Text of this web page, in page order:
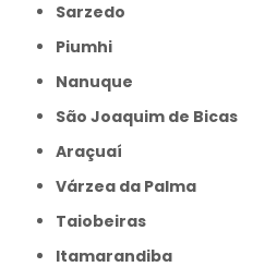
Sarzedo
Piumhi
Nanuque
São Joaquim de Bicas
Araçuaí
Várzea da Palma
Taiobeiras
Itamarandiba